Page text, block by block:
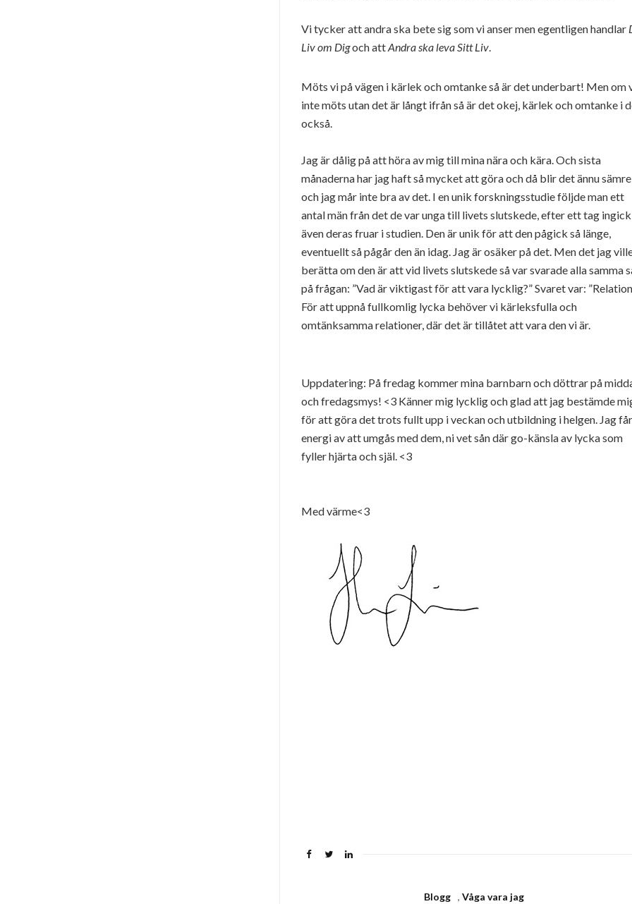
Vi tycker att andra ska bete sig som vi anser men egentligen handlar
Liv om Digoch attAndra ska leva Sitt Liv.
Möts vi på vägen i kärlek och omtanke så är det underbart! Men om
inte möts utan det är långt ifrån så är det okej, kärlek och omtanke i
också.
Jag är dålig på att höra av mig till mina nära och kära. Och sista
månaderna har jag haft så mycket att göra och då blir det ännu sämre
och jag mår inte bra av det. I en unik forskningsstudie följde man ett
antal män från det de var unga till livets slutskede, efter ett tag ingick
även deras fruar i studien. Den är unik för att den pågick så länge,
eventuellt så pågår den än idag. Jag är osäker på det. Men det jag
berätta om den är att vid livets slutskede så var svarade alla samma
på frågan: ”Vad är viktigast för att vara lycklig?” Svaret var:
För att uppnå fullkomlig lycka behöver vi kärleksfulla och
omtänksamma relationer, där det är tillåtet att vara den vi är.
Uppdatering: På fredag kommer mina barnbarn och döttrar på
och fredagsmys! <3 Känner mig lycklig och glad att jag bestämde
för att göra det trots fullt upp i veckan och utbildning i helgen. Jag får
energi av att umgås med dem, ni vet sån där go-känsla av lycka som
fyller hjärta och själ. <3
Med värme<3
Blogg , Våga vara jag